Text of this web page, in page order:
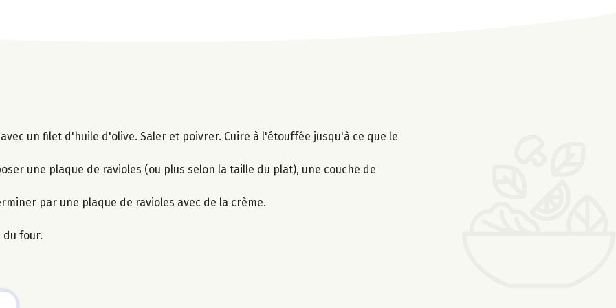
un filet d'huile d'olive. Saler et poivrer. Cuire à l'étouffée jusqu'à ce que le
une plaque de ravioles (ou plus selon la taille du plat), une couche de
par une plaque de ravioles avec de la crème.
four.